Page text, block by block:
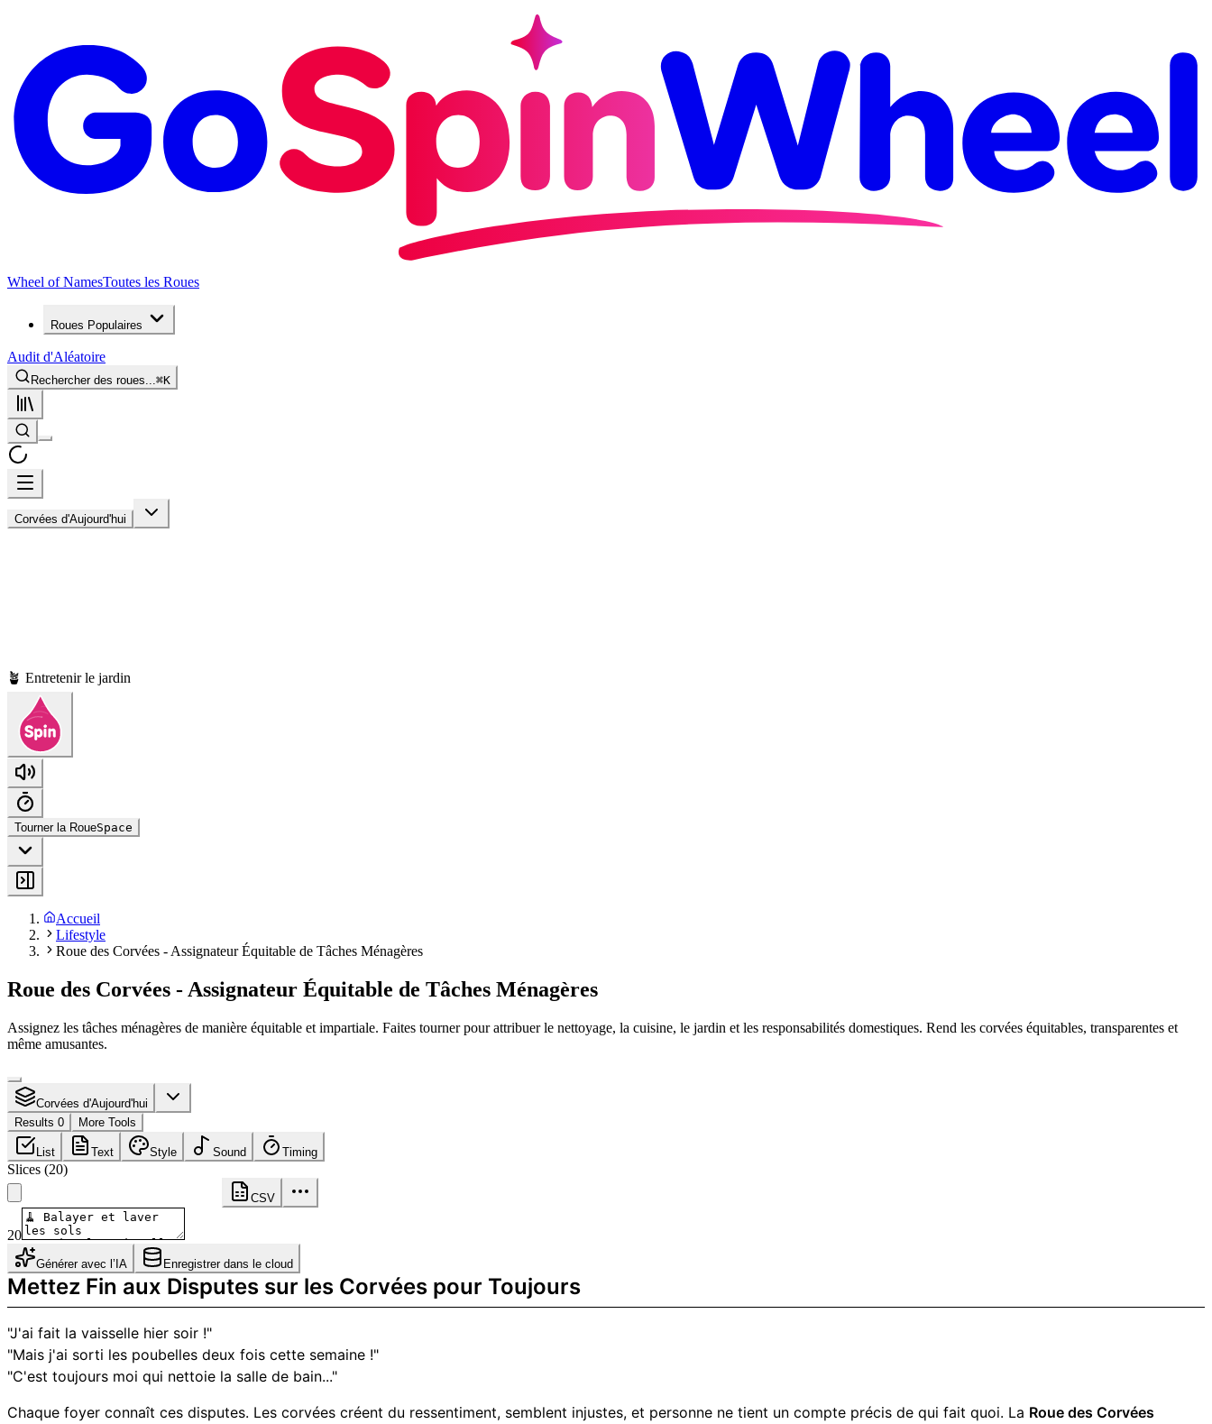
Wheel of NamesToutes les Roues
Roues Populaires
Audit d'Aléatoire
Rechercher des roues... ⌘K
Corvées d'Aujourd'hui
🪴 Entretenir le jardin
Tourner la RoueSpace
Accueil
Lifestyle
Roue des Corvées - Assignateur Équitable de Tâches Ménagères
Roue des Corvées - Assignateur Équitable de Tâches Ménagères
Assignez les tâches ménagères de manière équitable et impartiale. Faites tourner pour attribuer le nettoyage, la cuisine, le jardin et les responsabilités domestiques. Rend les corvées équitables, transparentes et
même amusantes.
Corvées d'Aujourd'hui
Results 0
More Tools
List Text Style Sound Timing
Slices (20)
CSV
20
Générer avec l’IA Enregistrer dans le cloud
Mettez Fin aux Disputes sur les Corvées pour Toujours
"J'ai fait la vaisselle hier soir !"
"Mais j'ai sorti les poubelles deux fois cette semaine !"
"C'est toujours moi qui nettoie la salle de bain..."
Chaque foyer connaît ces disputes. Les corvées créent du ressentiment, semblent injustes, et personne ne tient un compte précis de qui fait quoi. La Roue des Corvées